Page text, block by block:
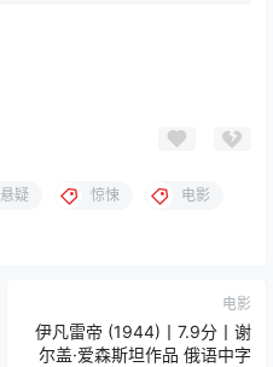
悬疑 惊悚 电影
电影
伊凡雷帝 (1944)丨7.9分丨谢
尔盖·爱森斯坦作品 俄语中字